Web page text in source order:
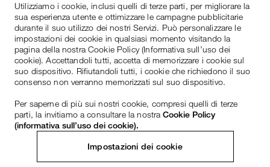
Utilizziamo i cookie, inclusi quelli di terze parti, per migliorare la
sua esperienza utente e ottimizzare le campagne pubblicitarie
durante il suo utilizzo dei nostri Servizi. Può personalizzare le
impostazioni dei cookie in qualsiasi momento visitando la
pagina della nostra Cookie Policy (Informativa sull’uso dei
cookie). Accettandoli tutti, accetta di memorizzare i cookie sul
suo dispositivo. Rifiutandoli tutti, i cookie che richiedono il suo
consenso non verranno memorizzati sul suo dispositivo.
Per saperne di più sui nostri cookie, compresi quelli di terze
parti, la invitiamo a consultare la nostraCookie Policy
(informativa sull’uso dei cookie).
Impostazioni dei cookie